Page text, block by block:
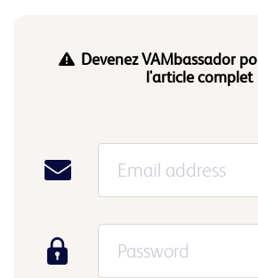
Devenez VAMbassador
l'article complet